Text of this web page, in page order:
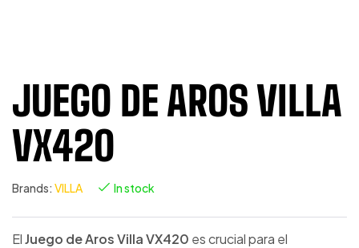
JUEGO DE AROS VILLA
VX420
Brands: VILLA In stock
ElJuego de Aros Villa VX420 es crucial para el